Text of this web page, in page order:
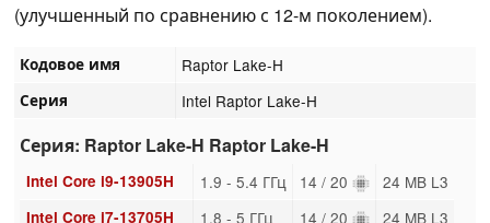
(улучшенный по сравнению с 12-м поколением).
Кодовое имя Raptor Lake-H
Серия Intel Raptor Lake-H
Серия: Raptor Lake-H Raptor Lake-H
Intel Core i9-13905H 1.9 - 5.4 ГГц 14 / 20 24 MB L3
Intel Core i7-13705H 1.8 - 5 ГГц 14 / 20 24 MB L3